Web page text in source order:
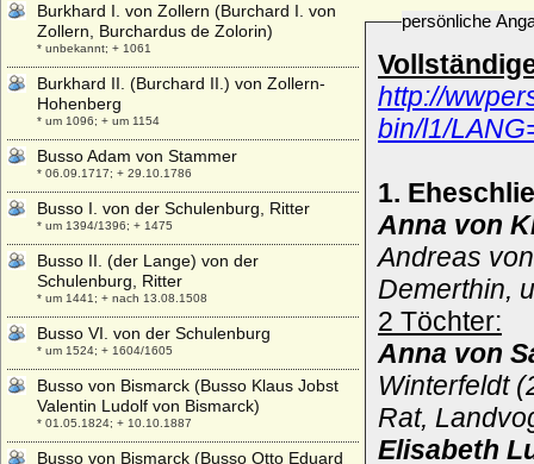
persönliche
http://
bin/l1/
1.
Anna von
Andreas
Demerthin,
2 Töchter:
Anna von
Winterfeldt
Rat,
Elisabeth
Burkhard I. von Zollern (Burchard I. von
Zollern, Burchardus de Zolorin)
* unbekannt; + 1061
Burkhard II. (Burchard II.) von Zollern-
Hohenberg
* um 1096; + um 1154
Busso Adam von Stammer
* 06.09.1717; + 29.10.1786
Busso I. von der Schulenburg, Ritter
* um 1394/1396; + 1475
Busso II. (der Lange) von der
Schulenburg, Ritter
* um 1441; + nach 13.08.1508
Busso VI. von der Schulenburg
* um 1524; + 1604/1605
Busso von Bismarck (Busso Klaus Jobst
Valentin Ludolf von Bismarck)
* 01.05.1824; + 10.10.1887
Busso von Bismarck (Busso Otto Eduard